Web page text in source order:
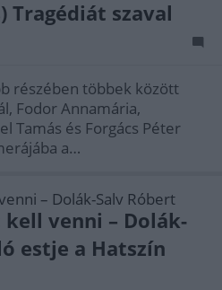
Tragédiát szaval
részében többek között
Fodor Annamária,
Tamás és Forgács Péter
a…
venni – Dolák-
estje a Hatszín